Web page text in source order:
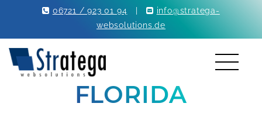
06721 / 923 01 94
info@stratega-
websolutions.de
FLORIDA